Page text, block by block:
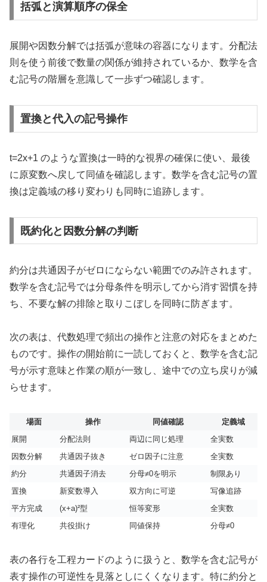
括弧と演算順序の保全
展開や因数分解では括弧が意味の容器になります。分配法
則を使う前後で数量の関係が維持されているか、数学を含
む記号の階層を意識して一歩ずつ確認します。
置換と代入の記号操作
t=2x+1 のような置換は一時的な視界の確保に使い、最後
に原変数へ戻して同値を確認します。数学を含む記号の置
換は定義域の移り変わりも同時に追跡します。
既約化と因数分解の判断
約分は共通因子がゼロにならない範囲でのみ許されます。
数学を含む記号では分母条件を明示してから消す習慣を持
ち、不要な解の排除と取りこぼしを同時に防ぎます。
次の表は、代数処理で頻出の操作と注意の対応をまとめた
ものです。操作の開始前に一読しておくと、数学を含む記
号が示す意味と作業の順が一致し、途中での立ち戻りが減
らせます。
場面 操作 同値確認
定義域
展開
分配法則 両辺に同じ処理
全実数
因数分解
共通因子抜き ゼロ因子に注意
全実数
約分
共通因子消去 分母≠0を明示
制限あり
置換
新変数導入 双方向に可逆
写像追跡
平方完成
(x+a)²型 恒等変形
全実数
有理化
共役掛け 同値保持 分母≠0
表の各行を工程カードのように扱うと、数学を含む記号が
表す操作の可逆性を見落としにくくなります。特に約分と